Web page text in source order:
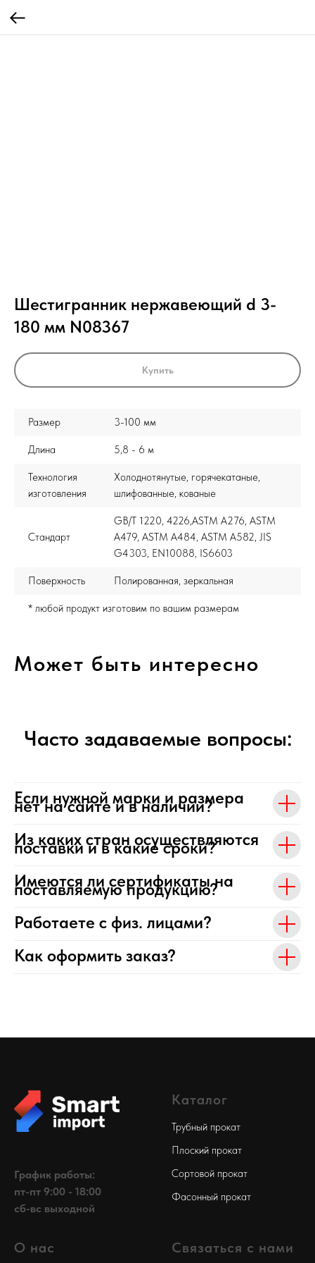
Шестигранник нержавеющий d 3-
180 мм N08367
Купить
Размер 3-100 мм
Длина 5,8 - 6 м
Технология
изготовления
Холоднотянутые, горячекатаные,
шлифованные, кованые
Стандарт
GB/T 1220, 4226,ASTM A276, ASTM
A479, ASTM A484, ASTM A582, JIS
G4303, EN10088, IS6603
Поверхность Полированная, зеркальная
* любой продукт изготовим по вашим размерам
Может быть интересно
Часто задаваемые вопросы:
Если нужной марки и размера
нет на сайте и в наличии?
Из каких стран осуществляются
поставки и в какие сроки?
Имеются ли сертификаты на
поставляемую продукцию?
Работаете с физ. лицами?
Как оформить заказ?
График работы:
пт-пт 9:00 - 18:00
сб-вс выходной
Каталог
Трубный прокат
Плоский прокат
Сортовой прокат
Фасонный прокат
О нас Связаться с нами